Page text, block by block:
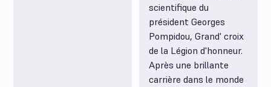
scientifique du
président Georges
Pompidou, Grand' croix
de la Légion d'honneur.
Après une brillante
carrière dans le monde